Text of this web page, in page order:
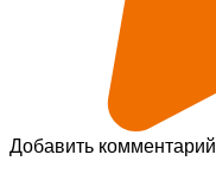
Добавить комментарий